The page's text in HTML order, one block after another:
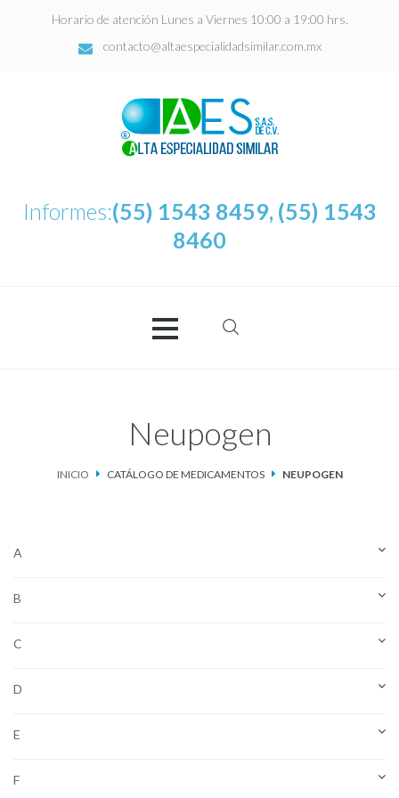
Horario de atención Lunes a Viernes 10:00 a 19:00 hrs.
contacto@altaespecialidadsimilar.com.mx
Informes:(55) 1543 8459, (55) 1543
8460
Catálogo de Medicamentos
Ketosteril®
Neupogen
INICIO CATÁLOGO DE MEDICAMENTOS NEUPOGEN
A
B
C
D
E
F